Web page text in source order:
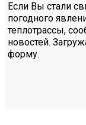
Если Вы стали
погодного
теплотрассы,
новостей.
форму.